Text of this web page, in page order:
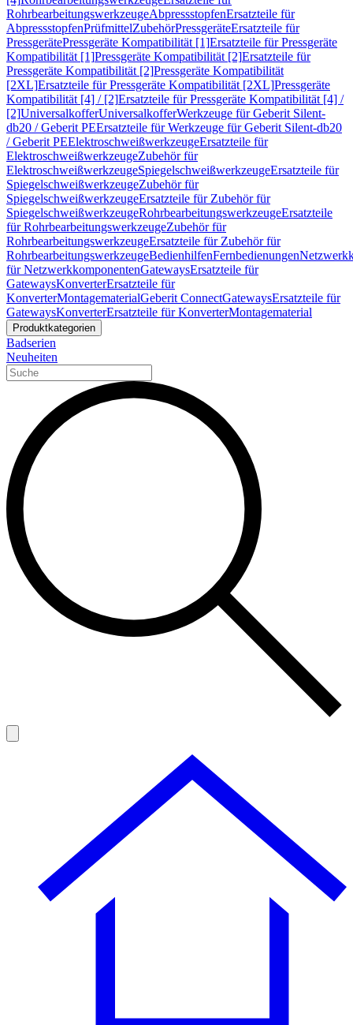
RohrbearbeitungswerkzeugeAbpressstopfenErsatzteile für
AbpressstopfenPrüfmittelZubehörPressgeräteErsatzteile für
PressgerätePressgeräte Kompatibilität [1]Ersatzteile für Pressgeräte
Kompatibilität [1]Pressgeräte Kompatibilität [2]Ersatzteile für
Pressgeräte Kompatibilität [2]Pressgeräte Kompatibilität
[2XL]Ersatzteile für Pressgeräte Kompatibilität [2XL]Pressgeräte
Kompatibilität [4] / [2]Ersatzteile für Pressgeräte Kompatibilität [4] /
[2]UniversalkofferUniversalkofferWerkzeuge für Geberit Silent-
db20 / Geberit PEErsatzteile für Werkzeuge für Geberit Silent-db20
/ Geberit PEElektroschweißwerkzeugeErsatzteile für
ElektroschweißwerkzeugeZubehör für
ElektroschweißwerkzeugeSpiegelschweißwerkzeugeErsatzteile für
SpiegelschweißwerkzeugeZubehör für
SpiegelschweißwerkzeugeErsatzteile für Zubehör für
SpiegelschweißwerkzeugeRohrbearbeitungswerkzeugeErsatzteile
für RohrbearbeitungswerkzeugeZubehör für
RohrbearbeitungswerkzeugeErsatzteile für Zubehör für
RohrbearbeitungswerkzeugeBedienhilfenFernbedienungen
für NetzwerkkomponentenGatewaysErsatzteile für
GatewaysKonverterErsatzteile für
KonverterMontagematerialGeberit ConnectGatewaysErsatzteile für
GatewaysKonverterErsatzteile für KonverterMontagematerial
Produktkategorien
Badserien
Neuheiten